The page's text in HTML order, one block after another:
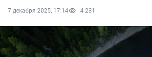
7 декабря 2025, 17:14 4 231